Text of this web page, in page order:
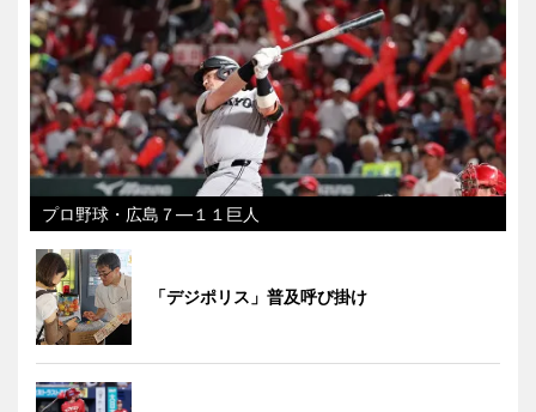
プロ野球・広島７―１１巨人
「デジポリス」普及呼び掛け